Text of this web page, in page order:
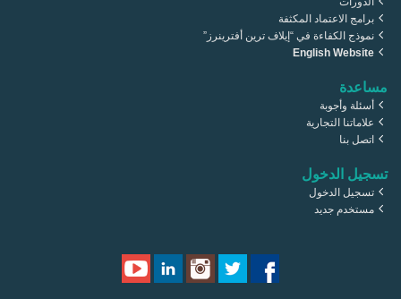
برامج الاعتماد المكثفة
نموذج الكفاءة في “إيلاف ترين أفترينرز”
English Website
مساعدة
أسئلة وأجوبة
علاماتنا التجارية
اتصل بنا
تسجيل الدخول
تسجيل الدخول
مستخدم جديد